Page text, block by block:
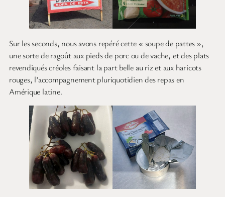
Sur les seconds, nous avons repéré cette « soupe de pattes »,
une sorte de ragoût aux pieds de porc ou de vache, et des plats
revendiqués créoles faisant la part belle au riz et aux haricots
rouges, l’accompagnement pluriquotidien des repas en
Amérique latine.